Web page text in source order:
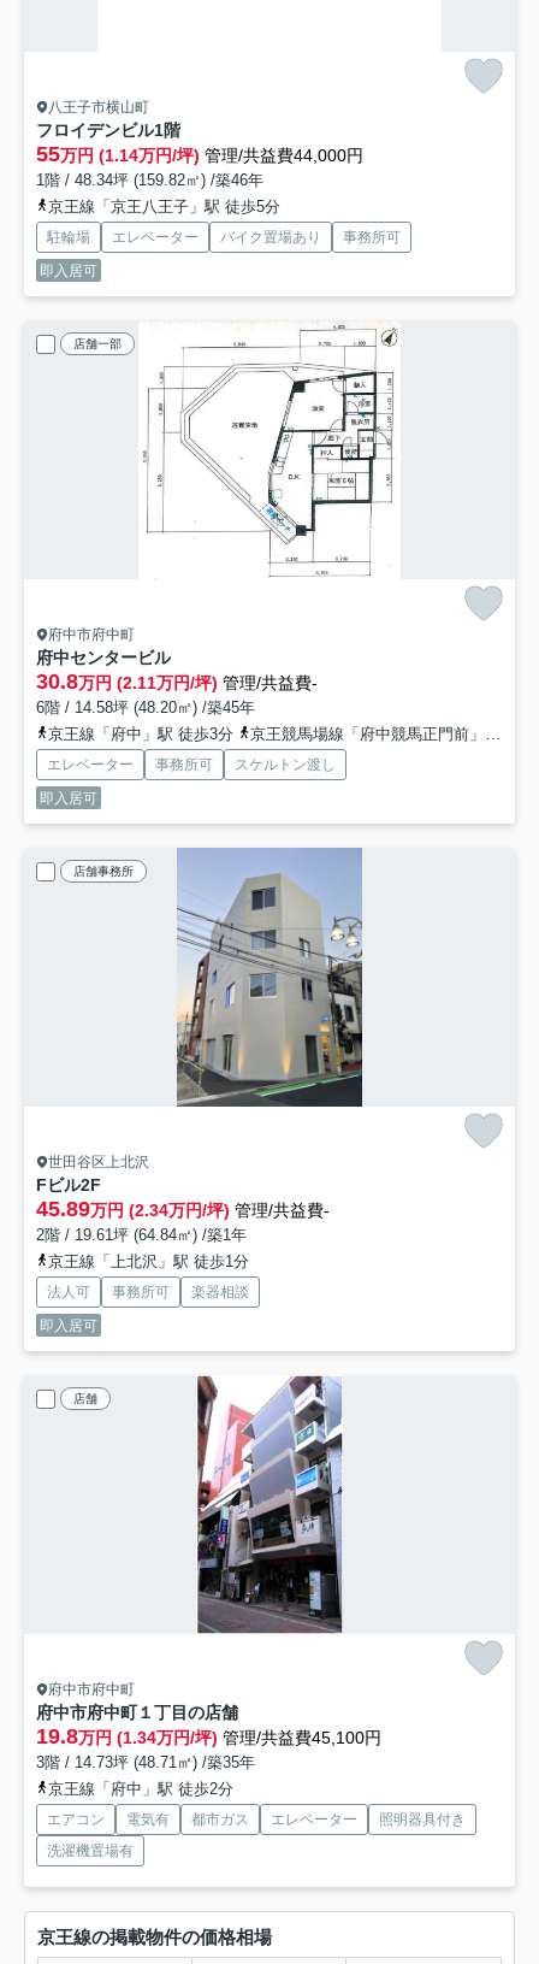
八王子市横山町
フロイデンビル1階
55万円 (1.14万円/坪) 管理/共益費44,000円
1階 / 48.34坪 (159.82㎡) /築46年
京王線「京王八王子」駅 徒歩5分
駐輪場 エレベーター バイク置場あり
事務所可
即入居可
店舗一部
府中市府中町
府中センタービル
30.8万円 (2.11万円/坪) 管理/共益費-
6階 / 14.58坪 (48.20㎡) /築45年
京王線「府中」駅 徒歩3分
京王競馬場線「府中競馬正門前」駅 徒歩13分
エレベーター 事務所可
スケルトン渡し
即入居可
店舗事務所
世田谷区上北沢
Fビル2F
45.89万円 (2.34万円/坪) 管理/共益費-
2階 / 19.61坪 (64.84㎡) /築1年
京王線「上北沢」駅 徒歩1分
法人可 事務所可
楽器相談
即入居可
店舗
府中市府中町
府中市府中町１丁目の店舗
19.8万円 (1.34万円/坪) 管理/共益費45,100円
3階 / 14.73坪 (48.71㎡) /築35年
京王線「府中」駅 徒歩2分
エアコン 電気有 都市ガス エレベーター
照明器具付き
洗濯機置場有
京王線の掲載物件の価格相場